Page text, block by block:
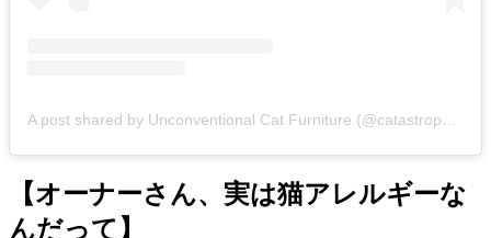
A post shared by Unconventional Cat Furniture (@catastrophicreations)
【オーナーさん、実は猫アレルギーな
んだって】